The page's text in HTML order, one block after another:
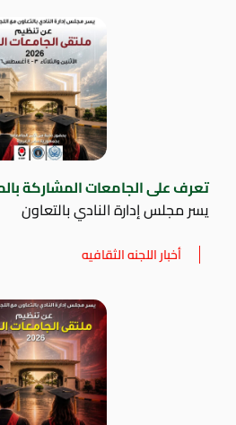
تعرف على الجامعات المشاركة
يسر مجلس إدارة النادي بالتعاون
أخبار اللجنه الثقافيه